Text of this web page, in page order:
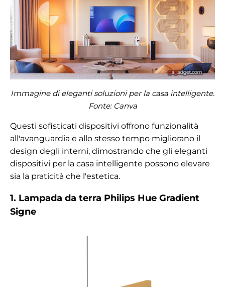
Immagine di eleganti soluzioni per la casa intelligente.
Fonte: Canva
Questi sofisticati dispositivi offrono funzionalità
all'avanguardia e allo stesso tempo migliorano il
design degli interni, dimostrando che gli eleganti
dispositivi per la casa intelligente possono elevare
sia la praticità che l'estetica.
1. Lampada da terra Philips Hue Gradient
Signe